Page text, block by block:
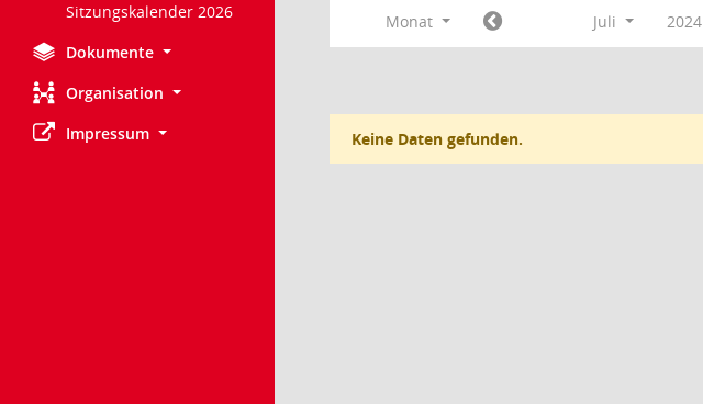
Sitzungskalender 2026
Dokumente
Organisation
Impressum
Monat Juli 2024
Keine Daten gefunden.